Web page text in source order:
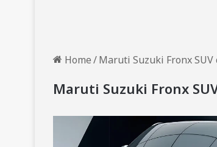
Home/Maruti Suzuki Fronx SUV
Maruti Suzuki Fronx